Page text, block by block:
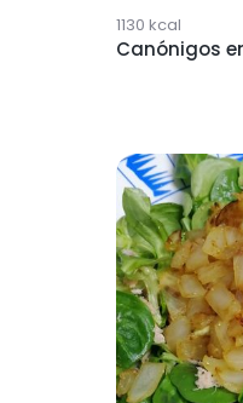
1130 kcal
Canónigos